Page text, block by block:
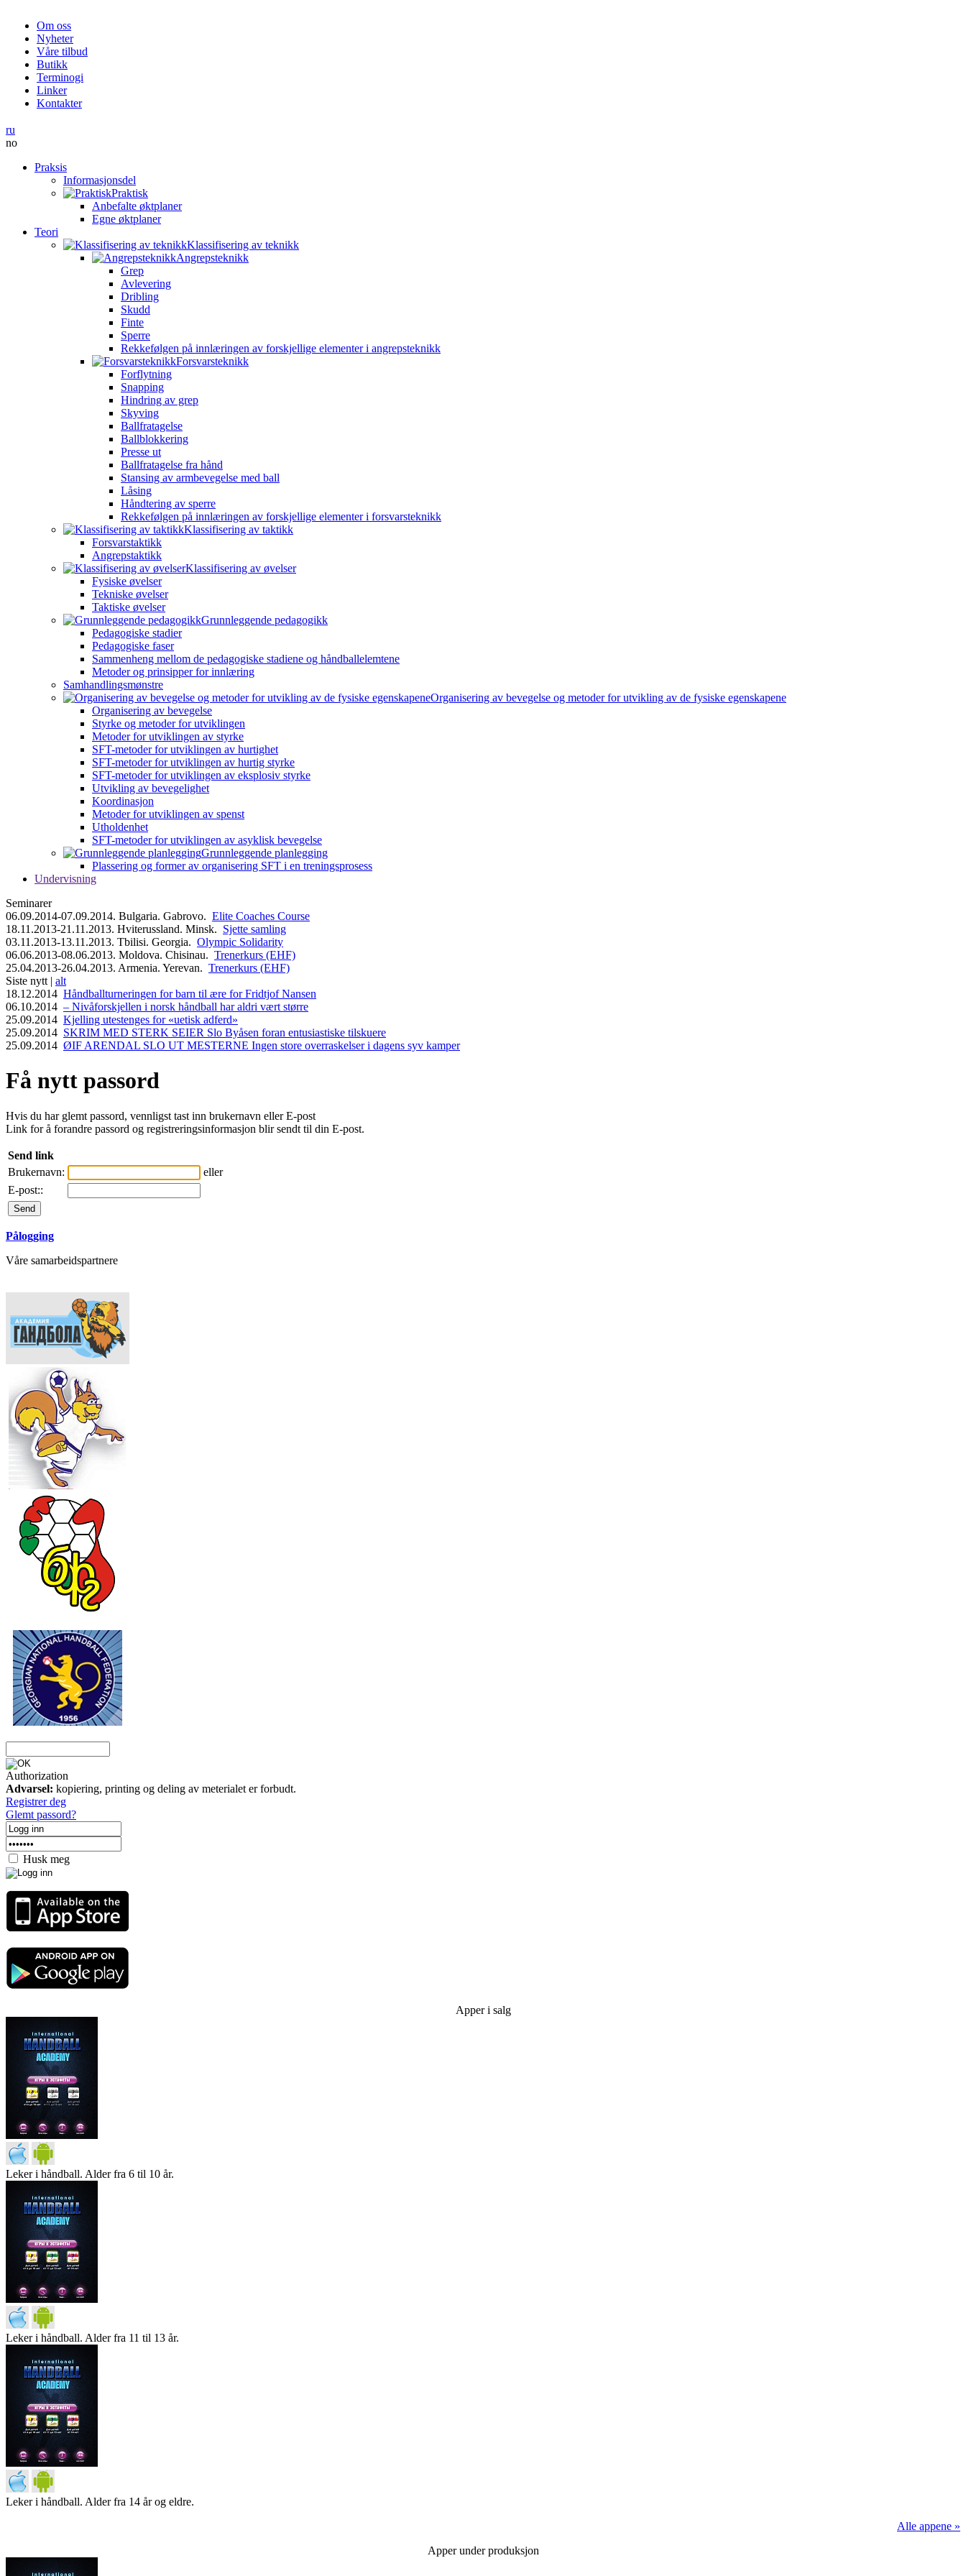
Om oss
Nyheter
Våre tilbud
Butikk
Terminogi
Linker
Kontakter
ru
no
Praksis
Informasjonsdel
Praktisk
Anbefalte øktplaner
Egne øktplaner
Teori
Klassifisering av teknikk
Angrepsteknikk
Grep
Avlevering
Dribling
Skudd
Finte
Sperre
Rekkefølgen på innlæringen av forskjellige elementer i angrepsteknikk
Forsvarsteknikk
Forflytning
Snapping
Hindring av grep
Skyving
Ballfratagelse
Ballblokkering
Presse ut
Ballfratagelse fra hånd
Stansing av armbevegelse med ball
Låsing
Håndtering av sperre
Rekkefølgen på innlæringen av forskjellige elementer i forsvarsteknikk
Klassifisering av taktikk
Forsvarstaktikk
Angrepstaktikk
Klassifisering av øvelser
Fysiske øvelser
Tekniske øvelser
Taktiske øvelser
Grunnleggende pedagogikk
Pedagogiske stadier
Pedagogiske faser
Sammenheng mellom de pedagogiske stadiene og håndballelemtene
Metoder og prinsipper for innlæring
Samhandlingsmønstre
Organisering av bevegelse og metoder for utvikling av de fysiske egenskapene
Organisering av bevegelse
Styrke og metoder for utviklingen
Metoder for utviklingen av styrke
SFT-metoder for utviklingen av hurtighet
SFT-metoder for utviklingen av hurtig styrke
SFT-metoder for utviklingen av eksplosiv styrke
Utvikling av bevegelighet
Koordinasjon
Metoder for utviklingen av spenst
Utholdenhet
SFT-metoder for utviklingen av asyklisk bevegelse
Grunnleggende planlegging
Plassering og former av organisering SFT i en treningsprosess
Undervisning
Seminarer
06.09.2014-07.09.2014. Bulgaria. Gabrovo. Elite Coaches Course
18.11.2013-21.11.2013. Hviterussland. Minsk. Sjette samling
03.11.2013-13.11.2013. Tbilisi. Georgia. Olympic Solidarity
06.06.2013-08.06.2013. Moldova. Chisinau. Trenerkurs (EHF)
25.04.2013-26.04.2013. Armenia. Yerevan. Trenerkurs (EHF)
Siste nytt | alt
18.12.2014 Håndballturneringen for barn til ære for Fridtjof Nansen
06.10.2014 – Nivåforskjellen i norsk håndball har aldri vært større
25.09.2014 Kjelling utestenges for «uetisk adferd»
25.09.2014 SKRIM MED STERK SEIER Slo Byåsen foran entusiastiske tilskuere
25.09.2014 ØIF ARENDAL SLO UT MESTERNE Ingen store overraskelser i dagens syv kamper
Få nytt passord
Hvis du har glemt passord, vennligst tast inn brukernavn eller E-post
Link for å forandre passord og registreringsinformasjon blir sendt til din E-post.
Send link
Brukernavn:
eller
E-post::
Pålogging
Våre samarbeidspartnere
Authorization
Advarsel: kopiering, printing og deling av meterialet er forbudt.
Registrer deg
Glemt passord?
Husk meg
Apper i salg
Leker i håndball. Alder fra 6 til 10 år.
Leker i håndball. Alder fra 11 til 13 år.
Leker i håndball. Alder fra 14 år og eldre.
Alle appene »
Apper under produksjon